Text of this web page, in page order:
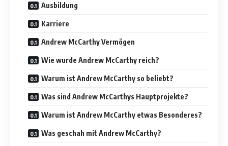
Ausbildung
Karriere
Andrew McCarthy Vermögen
Wie wurde Andrew McCarthy reich?
Warum ist Andrew McCarthy so beliebt?
Was sind Andrew McCarthys Hauptprojekte?
Warum ist Andrew McCarthy etwas Besonderes?
Was geschah mit Andrew McCarthy?